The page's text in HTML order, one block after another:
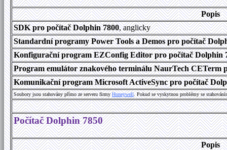
Popis
SDK pro počítač Dolphin 7800, anglicky
Standardní programy Power Tools a Demos pro počítač
Konfigurační program EZConfig Editor pro počítač Dolphin
Program emulátor znakového terminálu NaurTech CETerm
Komunikační program Microsoft ActiveSync pro počítač
Soubory jsou stahovány přímo ze serveru firmyHoneywell. Pokud se vyskytnou problémy se
Počítač Dolphin 7850
Popis